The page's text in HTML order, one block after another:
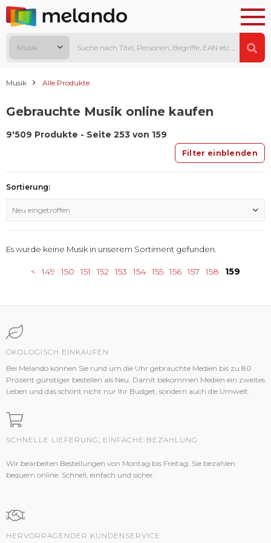
Musik
Musik Alle Produkte
Gebrauchte Musik online kaufen
9'509 Produkte - Seite 253 von 159
Filter einblenden
Sortierung:
Neu eingetroffen
Es wurde keine Musik in unserem Sortiment gefunden.
< 149 150 151 152 153 154 155 156 157 158 159
ÖKOLOGISCH EINKAUFEN
Bei Melando können Sie rund um die Uhr gebrauchte Medien bis zu 80
Prozent günstiger bestellen als Neu. Damit bekommen Medien ein zweites
Leben und das schont nicht nur Ihr Budget, sondern auch die Umwelt.
SCHNELLE LIEFERUNG, EINFACHE BEZAHLUNG
Wir bearbeiten Bestellungen von Montag bis Freitag. Sie bezahlen
bequem online. Schnell, einfach und sicher.
HERVORRAGENDER KUNDENSERVICE